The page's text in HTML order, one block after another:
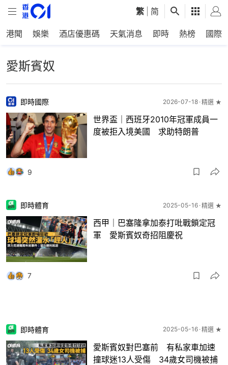
繁 简
港聞 娛樂 酒店優惠碼 天氣消息 即時 熱榜 國際
愛斯賓奴
即時國際 2026-07-18 精選 ★
世界盃｜西班牙2010年冠軍成員一
度被拒入境美國 求助特朗普
9
即時體育 2025-05-16 精選 ★
西甲｜巴塞隆拿加泰打吡戰鎖定冠
軍 愛斯賓奴奇招阻慶祝
7
即時體育 2025-05-16 精選 ★
愛斯賓奴對巴塞前 有私家車加速
撞球迷13人受傷 34歲女司機被捕